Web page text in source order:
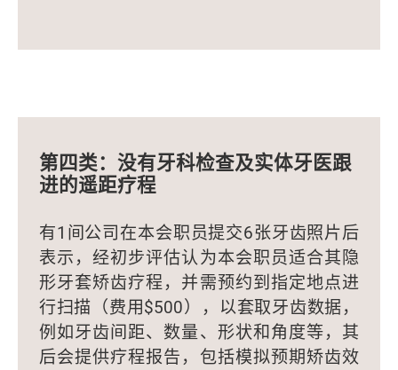
第四类：没有牙科检查及实体牙医跟
进的遥距疗程
有1间公司在本会职员提交6张牙齿照片后
表示，经初步评估认为本会职员适合其隐
形牙套矫齿疗程，并需预约到指定地点进
行扫描（费用$500），以套取牙齿数据，
例如牙齿间距、数量、形状和角度等，其
后会提供疗程报告，包括模拟预期矫齿效